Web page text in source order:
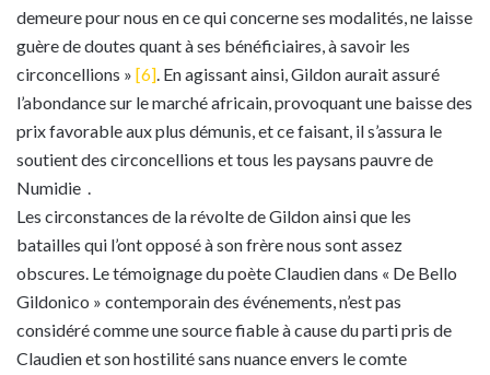
demeure pour nous en ce qui concerne ses modalités, ne laisse
guère de doutes quant à ses bénéficiaires, à savoir les
circoncellions » [6]. En agissant ainsi, Gildon aurait assuré
l’abondance sur le marché africain, provoquant une baisse des
prix favorable aux plus démunis, et ce faisant, il s’assura le
soutient des circoncellions et tous les paysans pauvre de
Numidie .
Les circonstances de la révolte de Gildon ainsi que les
batailles qui l’ont opposé à son frère nous sont assez
obscures. Le témoignage du poète Claudien dans « De Bello
Gildonico » contemporain des événements, n’est pas
considéré comme une source fiable à cause du parti pris de
Claudien et son hostilité sans nuance envers le comte